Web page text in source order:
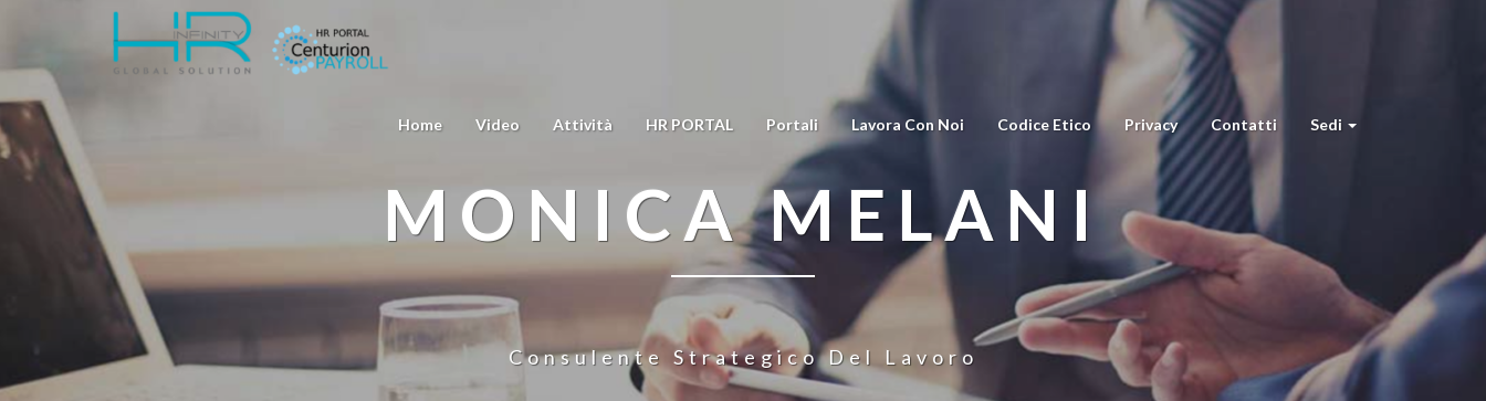
Home Video Attività HR PORTAL Portali Lavora Con Noi Codice Etico Privacy Contatti Sedi
MONICA MELANI
Consulente Strategico Del Lavoro